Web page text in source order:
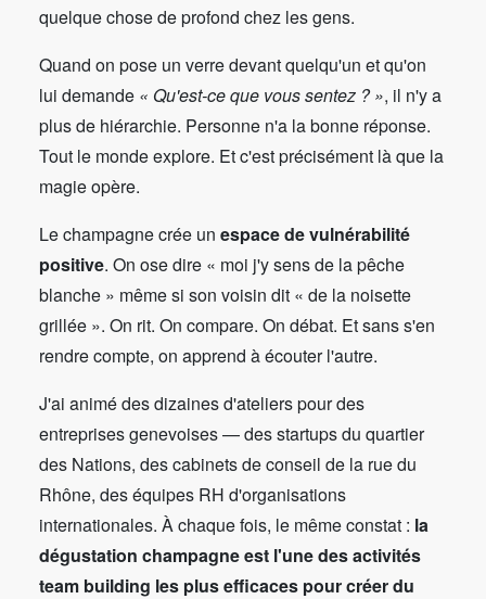
quelque chose de profond chez les gens.
Quand on pose un verre devant quelqu'un et qu'on
lui demande « Qu'est-ce que vous sentez ? », il n'y a
plus de hiérarchie. Personne n'a la bonne réponse.
Tout le monde explore. Et c'est précisément là que la
magie opère.
Le champagne crée un espace de vulnérabilité
positive. On ose dire « moi j'y sens de la pêche
blanche » même si son voisin dit « de la noisette
grillée ». On rit. On compare. On débat. Et sans s'en
rendre compte, on apprend à écouter l'autre.
J'ai animé des dizaines d'ateliers pour des
entreprises genevoises — des startups du quartier
des Nations, des cabinets de conseil de la rue du
Rhône, des équipes RH d'organisations
internationales. À chaque fois, le même constat : la
dégustation champagne est l'une des activités
team building les plus efficaces pour créer du